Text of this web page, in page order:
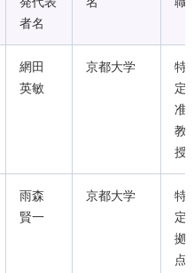
者名
網田
英敏
京都大学
特
定
准
教
授
雨森
賢一
京都大学
特
定
拠
点